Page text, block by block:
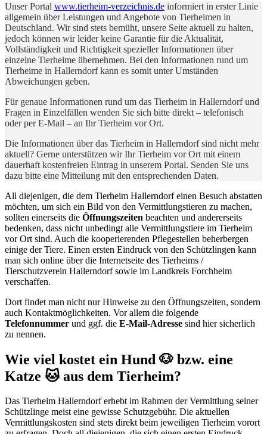
Unser Portal www.tierheim-verzeichnis.de informiert in erster Linie
allgemein über Leistungen und Angebote von Tierheimen in
Deutschland. Wir sind stets bemüht, unsere Seite aktuell zu halten,
jedoch können wir leider keine Garantie für die Aktualität,
Vollständigkeit und Richtigkeit spezieller Informationen über
einzelne Tierheime übernehmen. Bei den Informationen rund um
Tierheime in Hallerndorf kann es somit unter Umständen
Abweichungen geben.
Für genaue Informationen rund um das Tierheim in Hallerndorf und
Fragen in Einzelfällen wenden Sie sich bitte direkt – telefonisch
oder per E-Mail – an Ihr Tierheim vor Ort.
Die Informationen über das Tierheim in Hallerndorf sind nicht mehr
aktuell? Gerne unterstützen wir Ihr Tierheim vor Ort mit einem
dauerhaft kostenfreien Eintrag in unserem Portal. Senden Sie uns
dazu bitte eine Mitteilung mit den entsprechenden Daten.
All diejenigen, die dem Tierheim Hallerndorf einen Besuch abstatten
möchten, um sich ein Bild von den Vermittlungstieren zu machen,
sollten einerseits die Öffnungszeiten beachten und andererseits
bedenken, dass nicht unbedingt alle Vermittlungstiere im Tierheim
vor Ort sind. Auch die kooperierenden Pflegestellen beherbergen
einige der Tiere. Einen ersten Eindruck von den Schützlingen kann
man sich online über die Internetseite des Tierheims /
Tierschutzverein Hallerndorf sowie im Landkreis Forchheim
verschaffen.
Dort findet man nicht nur Hinweise zu den Öffnungszeiten, sondern
auch Kontaktmöglichkeiten. Vor allem die folgende
Telefonnummer und ggf. die E-Mail-Adresse sind hier sicherlich
zu nennen.
Wie viel kostet ein Hund 🐶 bzw. eine
Katze 🐱 aus dem Tierheim?
Das Tierheim Hallerndorf erhebt im Rahmen der Vermittlung seiner
Schützlinge meist eine gewisse Schutzgebühr. Die aktuellen
Vermittlungskosten sind stets direkt beim jeweiligen Tierheim vorort